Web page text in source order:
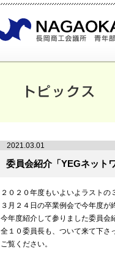
2021.03.01
委員会紹介「YEGネット
２０２０年度もいよいよラストの
３月２４日の卒業例会で今年度が
今年度紹介して参りました委員会
全１０委員長も、ついて来て下さ
ご覧ください。